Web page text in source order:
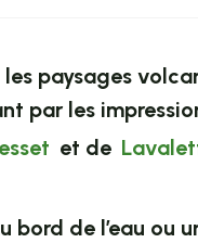
paysages
par les
et de
de l’eau ou